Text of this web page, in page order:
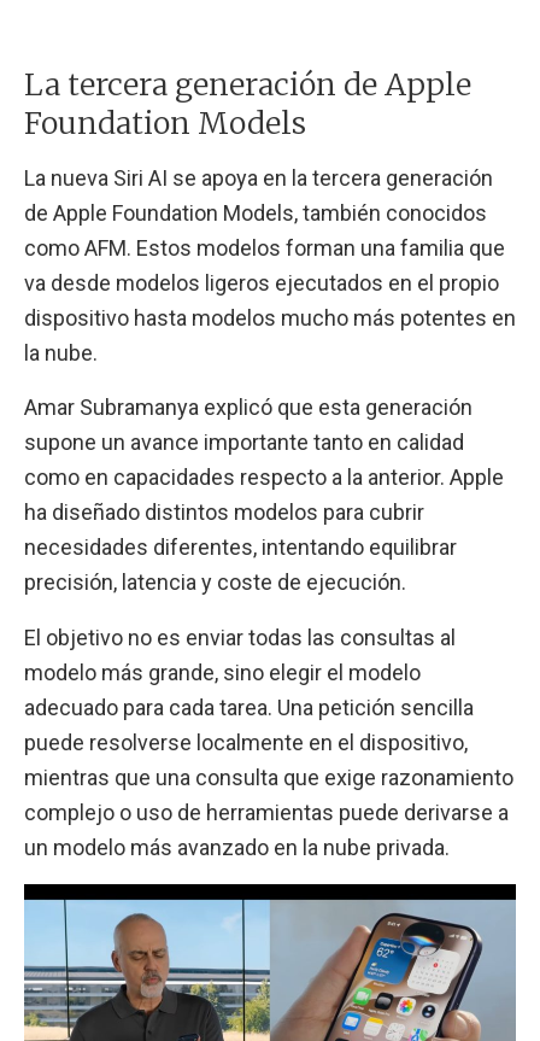
La tercera generación de Apple
Foundation Models
La nueva Siri AI se apoya en la tercera generación
de Apple Foundation Models, también conocidos
como AFM. Estos modelos forman una familia que
va desde modelos ligeros ejecutados en el propio
dispositivo hasta modelos mucho más potentes en
la nube.
Amar Subramanya explicó que esta generación
supone un avance importante tanto en calidad
como en capacidades respecto a la anterior. Apple
ha diseñado distintos modelos para cubrir
necesidades diferentes, intentando equilibrar
precisión, latencia y coste de ejecución.
El objetivo no es enviar todas las consultas al
modelo más grande, sino elegir el modelo
adecuado para cada tarea. Una petición sencilla
puede resolverse localmente en el dispositivo,
mientras que una consulta que exige razonamiento
complejo o uso de herramientas puede derivarse a
un modelo más avanzado en la nube privada.